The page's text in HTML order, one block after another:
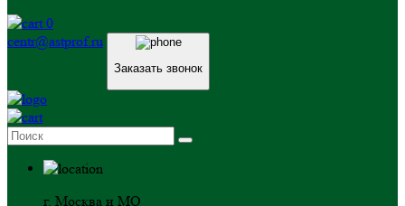
0
centr@astprof.ru
Заказать звонок
г. Москва и МО